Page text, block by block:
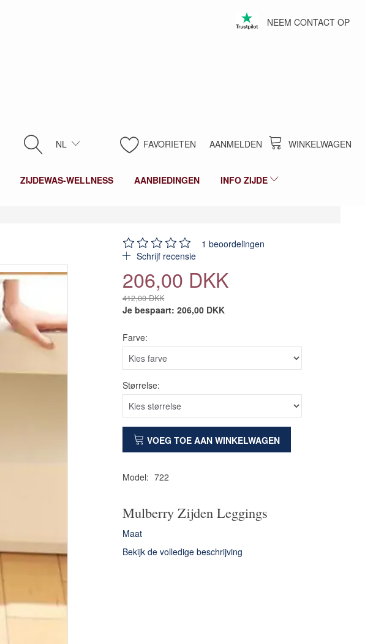
NEEM CONTACT OP
WINKELWAGEN
FAVORIETEN AANMELDEN
NL
ZIJDEWAS-WELLNESS AANBIEDINGEN INFO ZIJDE
1 beoordelingen
Schrijf recensie
206,00 DKK
412,00 DKK
Je bespaart:206,00 DKK
Farve:
Størrelse:
VOEG TOE AAN WINKELWAGEN
Model: 722
Mulberry Zijden Leggings
Maat
Bekijk de volledige beschrijving